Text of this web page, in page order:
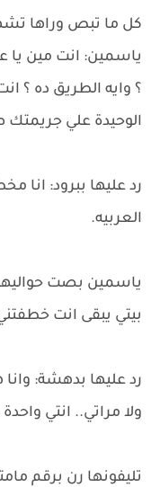
كل ما تبص وراها
ياسمين: انت مين يا
؟ وايه الطريق ده ؟
الوحيدة علي
رد عليها ببرود: انا
العربيه.
ياسمين بصت
بيتي يبقى انت
رد عليها بدهشة:
ولا مراتي.. انتي
تليفونها رن برقم